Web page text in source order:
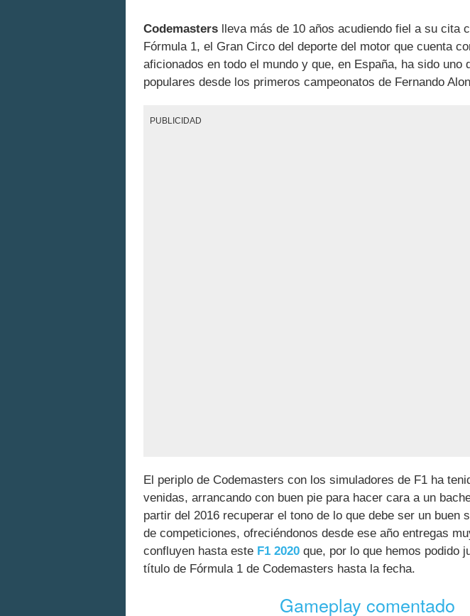
Codemasters lleva más de 10 años acudiendo fiel a su cita
Fórmula 1, el Gran Circo del deporte del motor que cuenta
aficionados en todo el mundo y que, en España, ha sido uno
populares desde los primeros campeonatos de Fernando
PUBLICIDAD
El periplo de Codemasters con los simuladores de F1 ha
venidas, arrancando con buen pie para hacer cara a un
partir del 2016 recuperar el tono de lo que debe ser un buen
de competiciones, ofreciéndonos desde ese año entregas
confluyen hasta este F1 2020 que, por lo que hemos podido
título de Fórmula 1 de Codemasters hasta la fecha.
Gameplay comentado